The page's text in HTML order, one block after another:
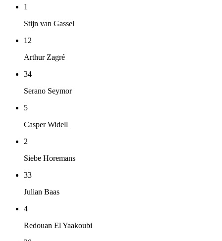
1
Stijn van Gassel
12
Arthur Zagré
34
Serano Seymor
5
Casper Widell
2
Siebe Horemans
33
Julian Baas
4
Redouan El Yaakoubi